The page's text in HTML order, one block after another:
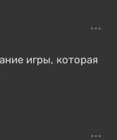
игры, которая